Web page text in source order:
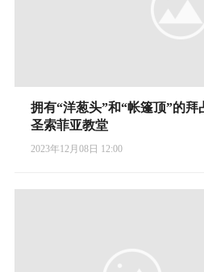
拥有“洋葱头”和“帐篷顶”的
圣索菲亚教堂
2023年12月08日 12:00